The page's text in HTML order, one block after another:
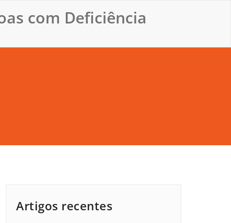
com Deficiência
Artigos recentes